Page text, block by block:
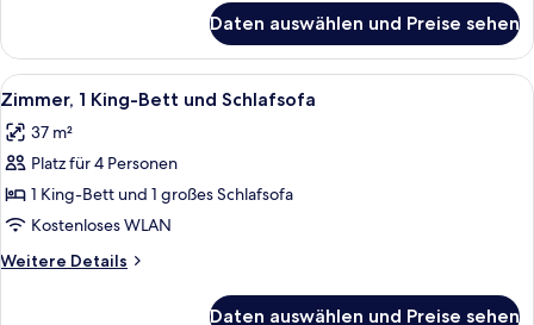
anzeigen
1 King-
Bett,
barrierefrei
Shower)
Daten auswählen und Preise sehen
Alle
Fotos
für
Zimmer,
1 King-
Bett
und
Schlafsofa
Zimmer, 1 King-Bett und Schlafsofa
7
Zimmer, 1 King-Bett und Schlafsofa
37 m²
Platz für 4 Personen
1 King-Bett und 1 großes Schlafsofa
Kostenloses WLAN
Weitere Details
Weitere
Daten auswählen und Preise sehen